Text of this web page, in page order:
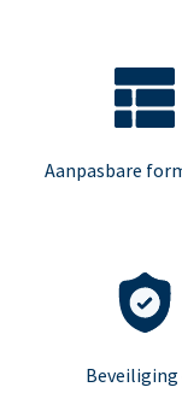
Aanpasbare
Beveiliging